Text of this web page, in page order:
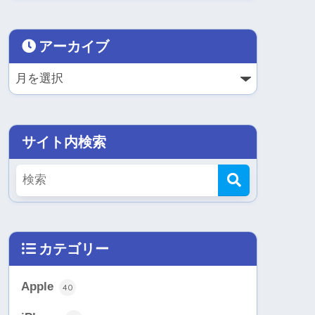
アーカイブ
サイト内検索
カテゴリー
Apple 40